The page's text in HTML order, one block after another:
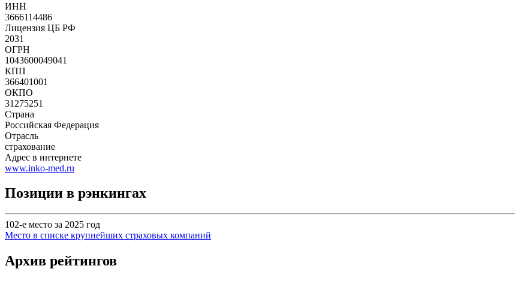
ИНН
3666114486
Лицензия ЦБ РФ
2031
ОГРН
1043600049041
КПП
366401001
ОКПО
31275251
Страна
Российская Федерация
Отрасль
страхование
Адрес в интернете
www.inko-med.ru
Позиции в рэнкингах
102-е место за 2025 год
Место в списке крупнейших страховых компаний
Архив рейтингов